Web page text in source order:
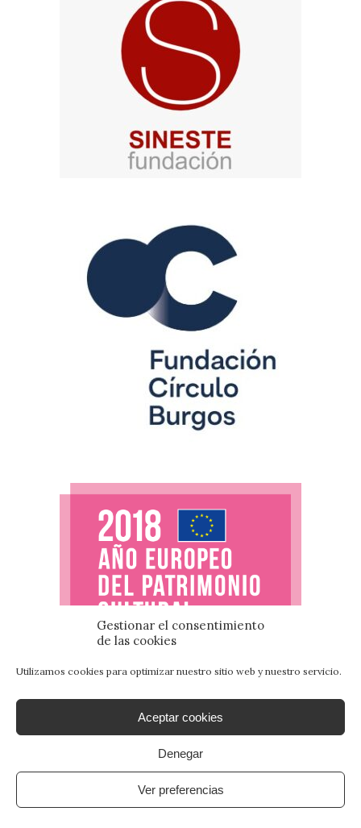
Gestionar el consentimiento
de las cookies
Utilizamos cookies para optimizar nuestro sitio web y nuestro servicio.
Aceptar cookies
Denegar
Ver preferencias
ARCHIVO DE ENTRADAS